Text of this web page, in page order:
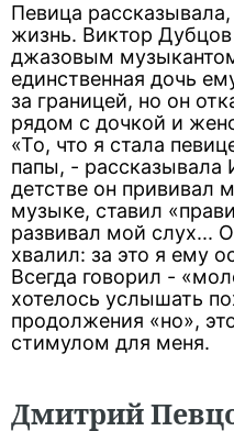
Певица
жизнь. Виктор
джазовым
единственная дочь
за границей, но он
рядом с дочкой и
«То, что я стала
папы, -
детстве он прививал
музыке, ставил
развивал мой слух...
хвалил: за это я ему
Всегда говорил -
хотелось услышать
продолжения «но»,
стимулом для меня.
Дмитрий